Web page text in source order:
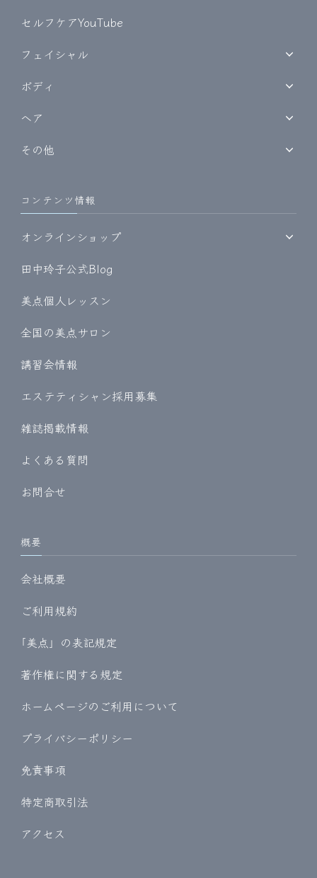
セルフケアYouTube
フェイシャル
ボディ
ヘア
その他
コンテンツ情報
オンラインショップ
田中玲子公式Blog
美点個人レッスン
全国の美点サロン
講習会情報
エステティシャン採用募集
雑誌掲載情報
よくある質問
お問合せ
概要
会社概要
ご利用規約
｢美点」の表記規定
著作権に関する規定
ホームページのご利用について
プライバシーポリシー
免責事項
特定商取引法
アクセス